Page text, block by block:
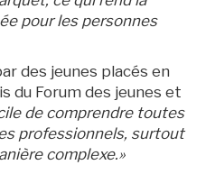
pour les personnes
des jeunes placés en
du Forum des jeunes et
de comprendre toutes
professionnels, surtout
complexe.»